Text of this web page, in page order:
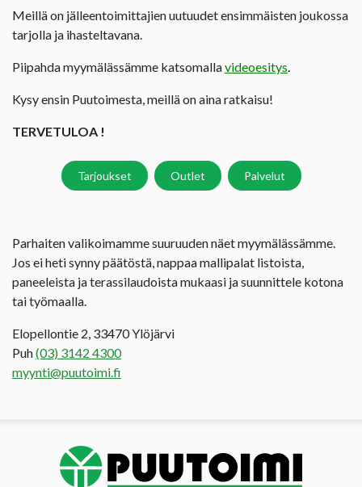
Meillä on jälleentoimittajien uutuudet ensimmäisten joukossa
tarjolla ja ihasteltavana.
Piipahda myymälässämme katsomallavideoesitys.
Kysy ensin Puutoimesta, meillä on aina ratkaisu!
TERVETULOA !
Tarjoukset Outlet Palvelut
Parhaiten valikoimamme suuruuden näet myymälässämme.
Jos ei heti synny päätöstä, nappaa mallipalat listoista,
paneeleista ja terassilaudoista mukaasi ja suunnittele kotona
tai työmaalla.
Elopellontie 2, 33470 Ylöjärvi
Puh(03) 3142 4300
myynti@puutoimi.fi